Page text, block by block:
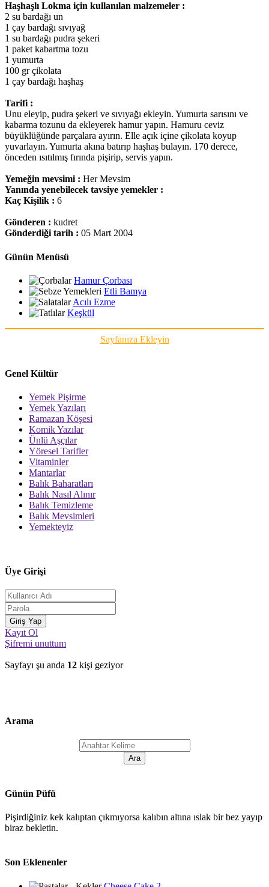
Haşhaşlı Lokma için kullanılan malzemeler :
2 su bardağı un
1 çay bardağı sıvıyağ
1 su bardağı pudra şekeri
1 paket kabartma tozu
1 yumurta
100 gr çikolata
1 çay bardağı haşhaş
Tarifi :
Unu eleyip, pudra şekeri ve sıvıyağı ekleyin. Yumurta sarısını ve
kabarma tozunu da ekleyerek hamur yapın. Hamuru ceviz
büyüklüğünde parçalara ayırın. Elle açık içine çikolata koyup
yuvarlayın. Yumurta akına batırıp haşhaş bulayın. 170 derece,
önceden ısıtılmış fırında pişirip, servis yapın.
Yemeğin mevsimi : Her Mevsim
Yanında yenebilecek tavsiye yemekler :
Kaç Kişilik : 6
Gönderen : kudret
Gönderdiği tarih : 05 Mart 2004
Günün Menüsü
Hamur Çorbası
Etli Bamya
Acılı Ezme
Keşkül
Sayfanıza Ekleyin
Genel Kültür
Yemek Pişirme
Yemek Yazıları
Ramazan Köşesi
Komik Yazılar
Ünlü Aşçılar
Yöresel Tarifler
Vitaminler
Mantarlar
Balık Baharatları
Balık Nasıl Alınır
Balık Temizleme
Balık Mevsimleri
Yemekteyiz
Üye Girişi
Kayıt Ol
Şifremi unuttum
Sayfayı şu anda 12 kişi geziyor
Arama
Günün Püfü
Pişirdiğiniz kek kalıptan çıkmıyorsa kalıbın altına ıslak bir bez yayıp
biraz bekletin.
Son Eklenenler